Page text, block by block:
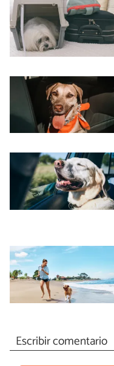
Escribir comentario